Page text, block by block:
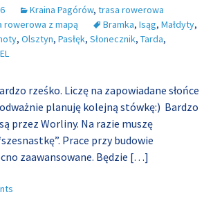
Kraina Pagórów, trasa rowerowa
rowerowa z mapą Bramka, Isąg, Małdyty,
, Olsztyn, Pasłęk, Słonecznik, Tarda,
EL
rześko. Liczę na zapowiadane słońce
planuję kolejną stówkę:) Bardzo
przez Worliny. Na razie muszę
Prace przy budowie
zaawansowane. Będzie […]